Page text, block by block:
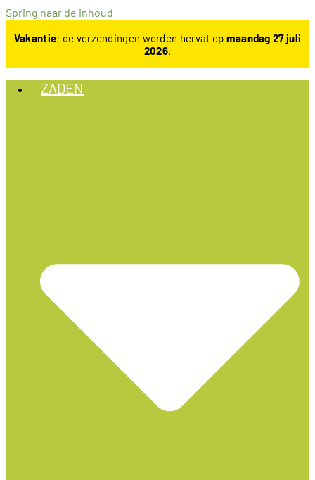
Spring naar de inhoud
Vakantie: de verzendingen worden hervat op maandag 27 juli
2026.
ZADEN